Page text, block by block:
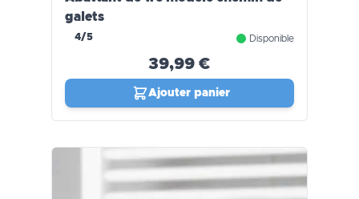
galets
4/5 Disponible
39,99 €
Ajouter panier